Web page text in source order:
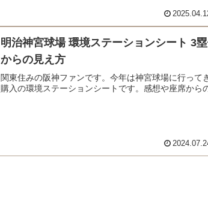
明治神宮球場 環境ステーションシート 3
からの見え方
関東住みの阪神ファンです。今年は神宮球場に行って
購入の環境ステーションシートです。感想や座席から